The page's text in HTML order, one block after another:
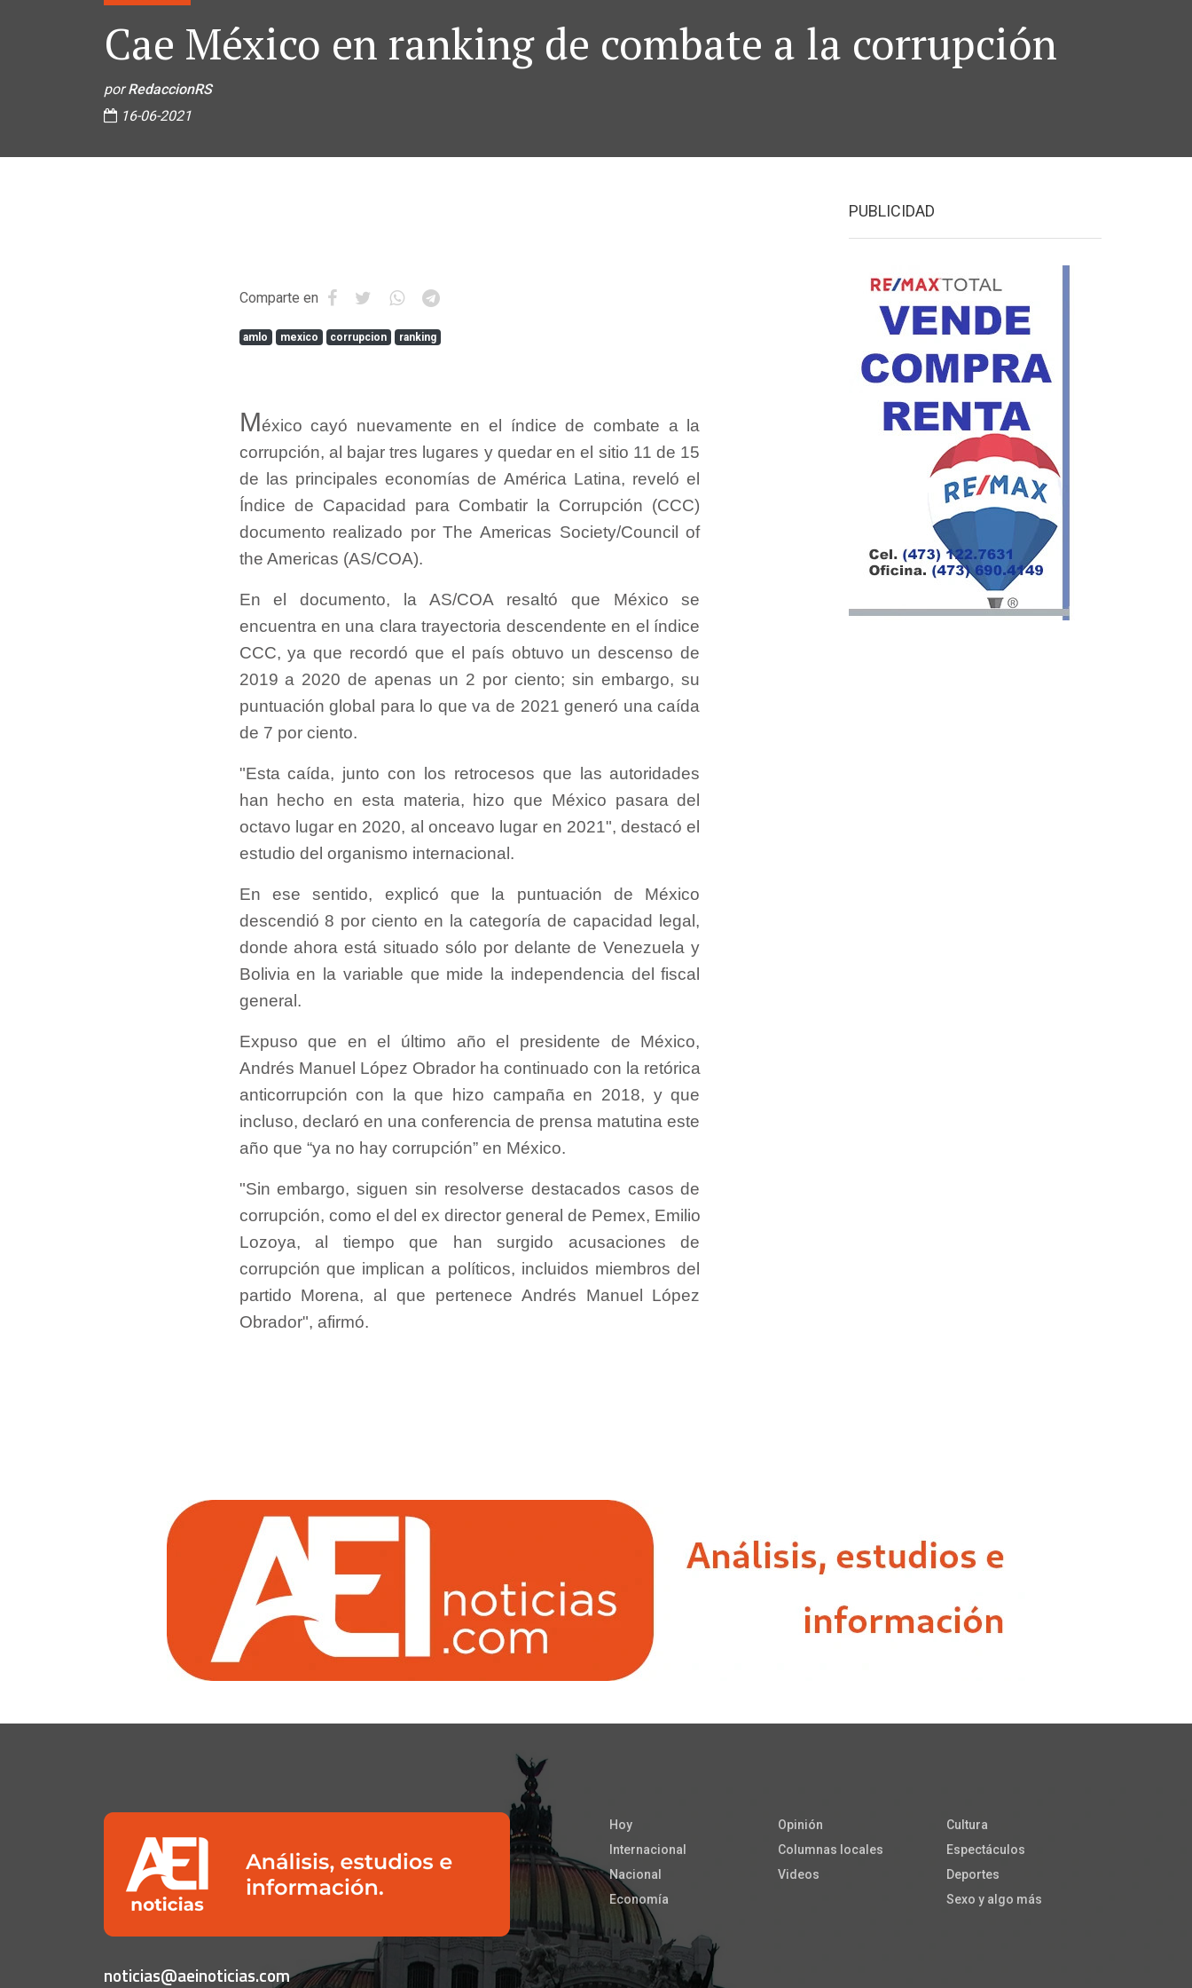
Cae México en ranking de combate a la corrupción
porRedaccionRS
16-06-2021
Comparte en
amlo mexico corrupcion ranking
México cayó nuevamente en el índice de combate a la
corrupción, al bajar tres lugares y quedar en el sitio 11 de 15
de las principales economías de América Latina, reveló el
Índice de Capacidad para Combatir la Corrupción (CCC)
documento realizado por The Americas Society/Council of
the Americas (AS/COA).
En el documento, la AS/COA resaltó que México se
encuentra en una clara trayectoria descendente en el índice
CCC, ya que recordó que el país obtuvo un descenso de
2019 a 2020 de apenas un 2 por ciento; sin embargo, su
puntuación global para lo que va de 2021 generó una caída
de 7 por ciento.
"Esta caída, junto con los retrocesos que las autoridades
han hecho en esta materia, hizo que México pasara del
octavo lugar en 2020, al onceavo lugar en 2021", destacó el
estudio del organismo internacional.
En ese sentido, explicó que la puntuación de México
descendió 8 por ciento en la categoría de capacidad legal,
donde ahora está situado sólo por delante de Venezuela y
Bolivia en la variable que mide la independencia del fiscal
general.
Expuso que en el último año el presidente de México,
Andrés Manuel López Obrador ha continuado con la retórica
anticorrupción con la que hizo campaña en 2018, y que
incluso, declaró en una conferencia de prensa matutina este
año que “ya no hay corrupción” en México.
"Sin embargo, siguen sin resolverse destacados casos de
corrupción, como el del ex director general de Pemex, Emilio
Lozoya, al tiempo que han surgido acusaciones de
corrupción que implican a políticos, incluidos miembros del
partido Morena, al que pertenece Andrés Manuel López
Obrador", afirmó.
PUBLICIDAD
noticias@aeinoticias.com
Hoy
Internacional
Nacional
Economía
Opinión
Columnas locales
Videos
Cultura
Espectáculos
Deportes
Sexo y algo más